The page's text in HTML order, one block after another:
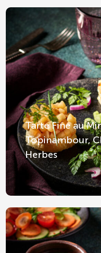
Tarte Fine au
Topinambour,
Herbes